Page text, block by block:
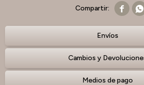
 
Envíos
Cambios y
Medios de pago